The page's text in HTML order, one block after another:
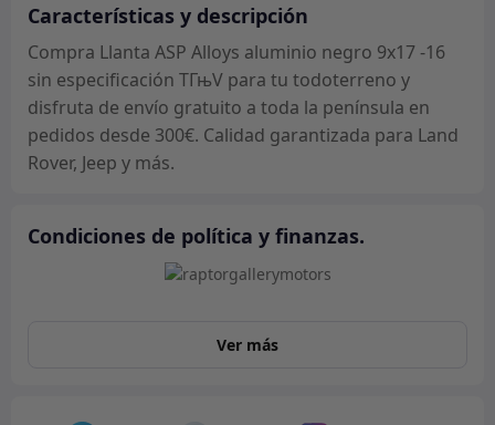
sin
especificación
TГњV
Jeep
cantidad
Características y descripción
Compra Llanta ASP Alloys aluminio negro 9x17 -16
sin especificación TГњV para tu todoterreno y
disfruta de envío gratuito a toda la península en
pedidos desde 300€. Calidad garantizada para Land
Rover, Jeep y más.
Condiciones de política y finanzas.
Ver más